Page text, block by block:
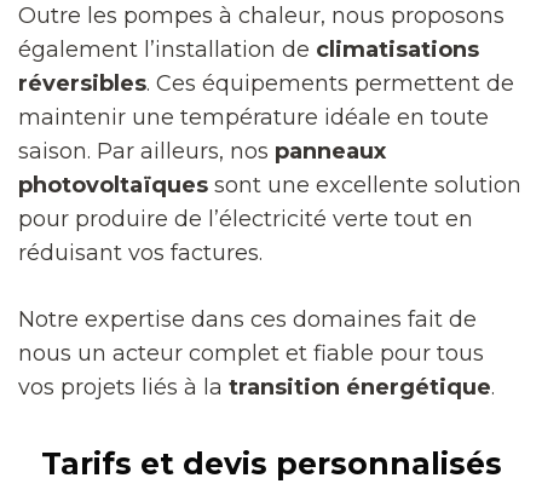
Outre les pompes à chaleur, nous proposons
également l’installation de climatisations
réversibles. Ces équipements permettent de
maintenir une température idéale en toute
saison. Par ailleurs, nos panneaux
photovoltaïques sont une excellente solution
pour produire de l’électricité verte tout en
réduisant vos factures.
Notre expertise dans ces domaines fait de
nous un acteur complet et fiable pour tous
vos projets liés à la transition énergétique.
Tarifs et devis personnalisés